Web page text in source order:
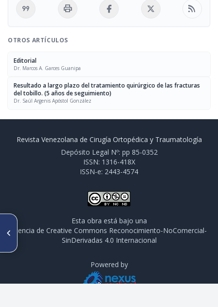
format_quote print rss_feed
OTROS ARTÍCULOS
Editorial
Dr. Marcos A. Garces Guanipa
Resultado a largo plazo del tratamiento quirúrgico de las fracturas
del tobillo. (5 años de seguimiento)
Dr. Saúl Argenis Apóstol González
ARTÍCULO ANTERIOR
Resultados del tratamiento de
la escoliosis idiopática del
Revista Venezolana de Cirugía Ortopédica y Traumatología
Depósito Legal Nº: pp 85-0352
ISSN: 1316-418X
ISSN-e: 2443-4574
Esta obra está bajo una
licencia de Creative Commons Reconocimiento-NoComercial-
SinDerivadas 4.0 Internacional
Powered by